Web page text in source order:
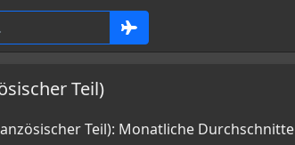
Teil)
Teil): Monatliche Durchschnitte